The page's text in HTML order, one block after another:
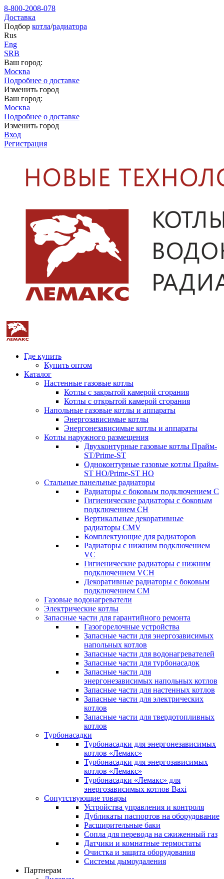
8-800-2008-078
Доставка
Подбор котла/радиатора
Rus
Eng
SRB
Ваш город:
Москва
Подробнее о доставке
Изменить город
Ваш город:
Москва
Подробнее о доставке
Изменить город
Вход
Регистрация
Где купить
Купить оптом
Каталог
Настенные газовые котлы
Котлы с закрытой камерой сгорания
Котлы с открытой камерой сгорания
Напольные газовые котлы и аппараты
Энергозависимые котлы
Энергонезависимые котлы и аппараты
Котлы наружного размещения
Двухконтурные газовые котлы Прайм-
ST/Prime-ST
Одноконтурные газовые котлы Прайм-
ST HO/Prime-ST HO
Стальные панельные радиаторы
Радиаторы c боковым подключением C
Гигиенические радиаторы c боковым
подключением CH
Вертикальные декоративные
радиаторы CMV
Комплектующие для радиаторов
Радиаторы c нижним подключением
VC
Гигиенические радиаторы c нижним
подключением VCH
Декоративные радиаторы с боковым
подключением CM
Газовые водонагреватели
Электрические котлы
Запасные части для гарантийного ремонта
Газогорелочные устройства
Запасные части для энергозависимых
напольных котлов
Запасные части для водонагревателей
Запасные части для турбонасадок
Запасные части для
энергонезависимых напольных котлов
Запасные части для настенных котлов
Запасные части для электрических
котлов
Запасные части для твердотопливных
котлов
Турбонасадки
Турбонасадки для энергонезависимых
котлов «Лемакс»
Турбонасадки для энергозависимых
котлов «Лемакс»
Турбонасадки «Лемакс» для
энергозависимых котлов Baxi
Сопутствующие товары
Устройства управления и контроля
Дубликаты паспортов на оборудование
Расширительные баки
Сопла для перевода на сжиженный газ
Датчики и комнатные термостаты
Очистка и защита оборудования
Системы дымоудаления
Партнерам